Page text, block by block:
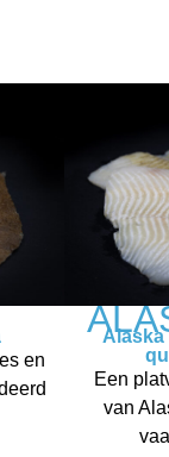
en
Alaska
Een
van